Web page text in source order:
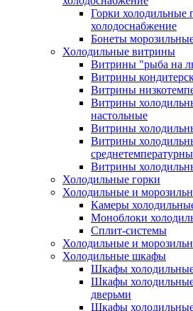
Горки холодильные
холодоснабжение
Бонеты
Холодильные витрины
Витрины "рыба на
Витрины
Витрины
Витрины
настольные
Витрины
Витрины
Витрины
Холодильные горки
Холодильные и
Камеры
Моноблоки
Сплит-системы
Холодильные и
Холодильные шкафы
Шкафы холодильные
Шкафы
дверьми
Шкафы